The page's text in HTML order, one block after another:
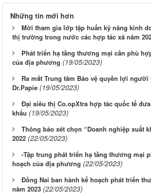
Những tin mới hơn
Mời tham gia lớp tập huấn kỹ năng kinh
thị trường trong nước các hợp tác xã năm
Phát triển hạ tầng thương mại cần phù
của địa phương (19/05/2023)
Ra mắt Trung tâm Bảo vệ quyền lợi người
Dr.Papie (19/05/2023)
Đại siêu thị Co.opXtra hợp tác quốc tế
khẩu (19/05/2023)
Thông báo xét chọn “Doanh nghiệp xuất
2022 (22/05/2023)
-Tập trung phát triển hạ tầng thương mại
hoạch của địa phương (22/05/2023)
Đồng Nai ban hành kế hoạch phát triển
năm 2023 (22/05/2023)